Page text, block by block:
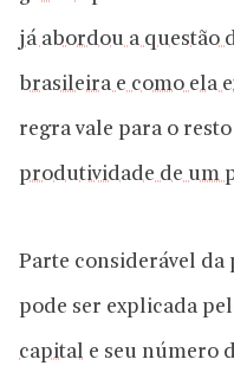
já abordou a questão
brasileira e como ela
regra vale para o
produtividade de um
Parte considerável
pode ser explicada
capital e seu número